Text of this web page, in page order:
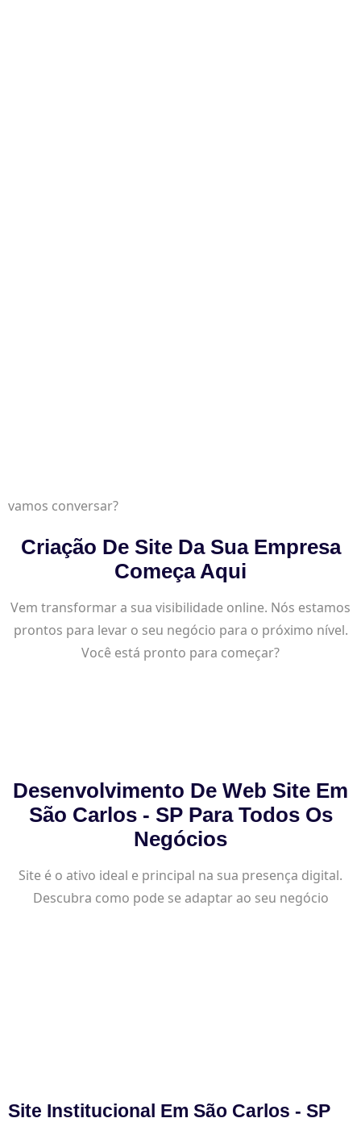
vamos conversar?
Criação De Site Da Sua Empresa
Começa Aqui
Vem transformar a sua visibilidade online. Nós estamos
prontos para levar o seu negócio para o próximo nível.
Você está pronto para começar?
Desenvolvimento De Web Site Em
São Carlos - SP Para Todos Os
Negócios
Site é o ativo ideal e principal na sua presença digital.
Descubra como pode se adaptar ao seu negócio
Site Institucional Em São Carlos - SP